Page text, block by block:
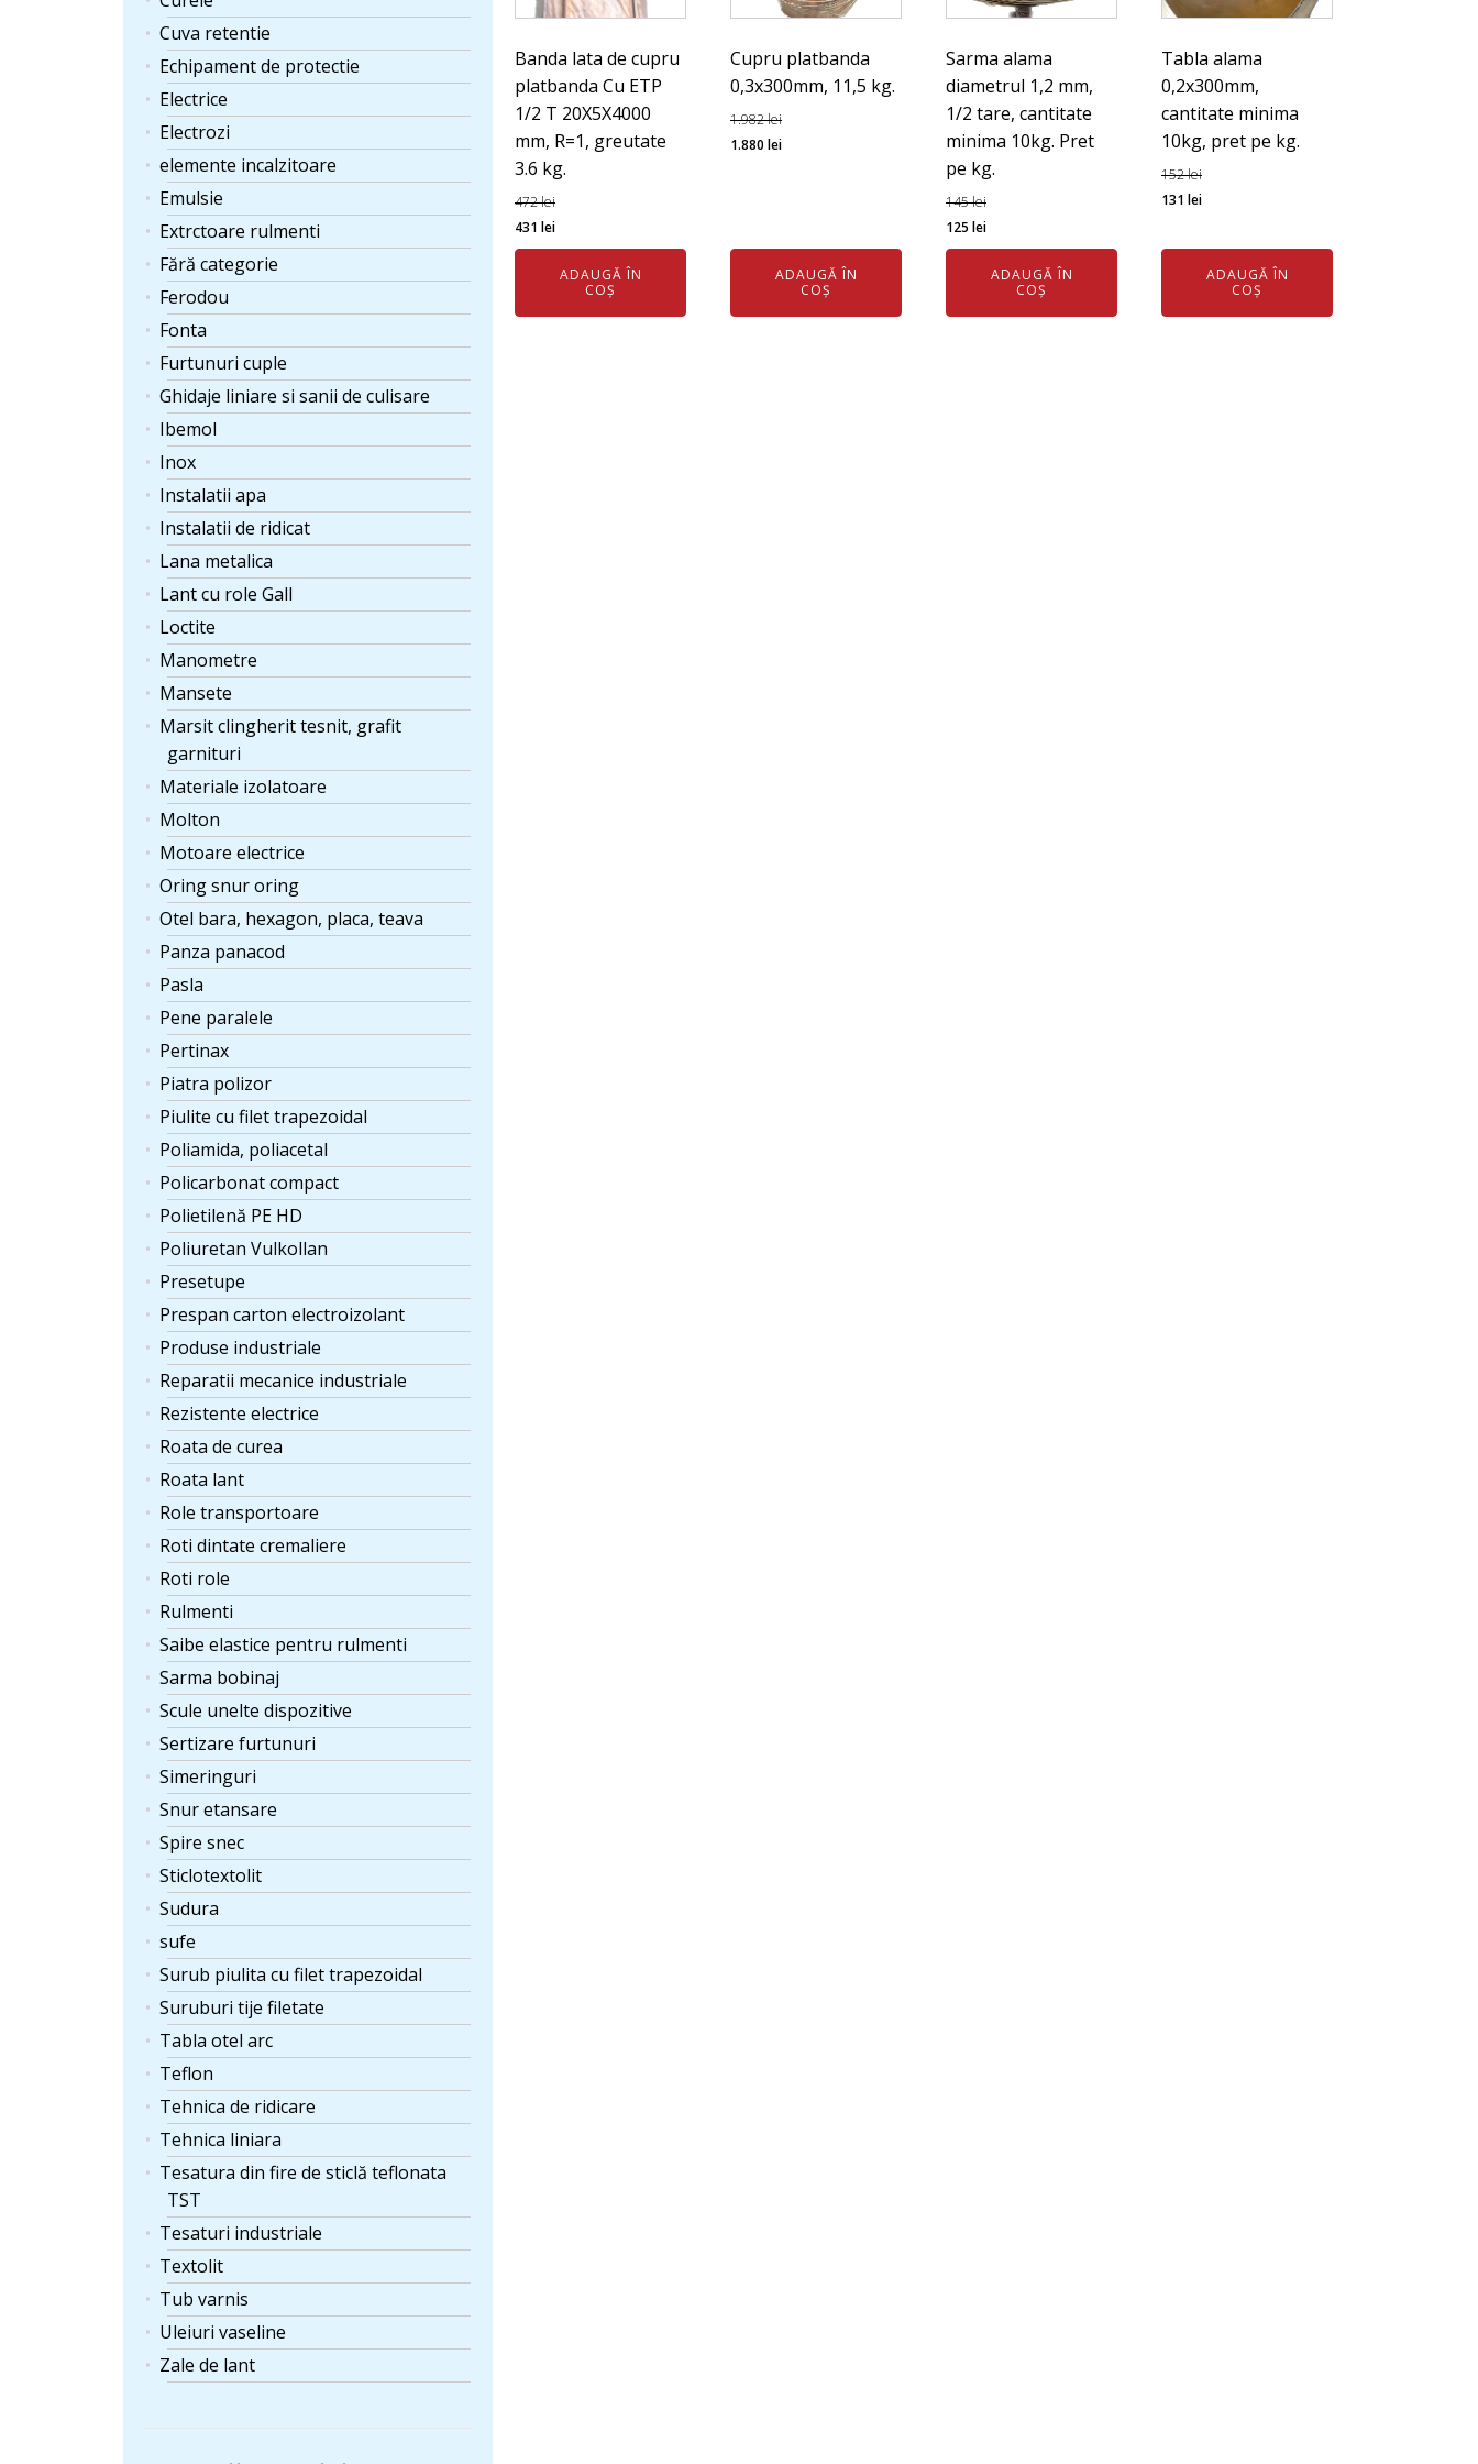
Cuva retentie
Echipament de protectie
Electrice
Electrozi
elemente incalzitoare
Emulsie
Extrctoare rulmenti
Fără categorie
Ferodou
Fonta
Furtunuri cuple
Ghidaje liniare si sanii de culisare
Ibemol
Inox
Instalatii apa
Instalatii de ridicat
Lana metalica
Lant cu role Gall
Loctite
Manometre
Mansete
Marsit clingherit tesnit, grafit
garnituri
Materiale izolatoare
Molton
Motoare electrice
Oring snur oring
Otel bara, hexagon, placa, teava
Panza panacod
Pasla
Pene paralele
Pertinax
Piatra polizor
Piulite cu filet trapezoidal
Poliamida, poliacetal
Policarbonat compact
Polietilenă PE HD
Poliuretan Vulkollan
Presetupe
Prespan carton electroizolant
Produse industriale
Reparatii mecanice industriale
Rezistente electrice
Roata de curea
Roata lant
Role transportoare
Roti dintate cremaliere
Roti role
Rulmenti
Saibe elastice pentru rulmenti
Sarma bobinaj
Scule unelte dispozitive
Sertizare furtunuri
Simeringuri
Snur etansare
Spire snec
Sticlotextolit
Sudura
sufe
Surub piulita cu filet trapezoidal
Suruburi tije filetate
Tabla otel arc
Teflon
Tehnica de ridicare
Tehnica liniara
Tesatura din fire de sticlă teflonata
TST
Tesaturi industriale
Textolit
Tub varnis
Uleiuri vaseline
Zale de lant
Banda lata de cupru
platbanda Cu ETP
1/2 T 20X5X4000
mm, R=1, greutate
3.6 kg.
472lei
Prețul
inițial
431 leiPrețul
curent
este:
ADAUGĂ ÎN
COȘ
Cupru platbanda
0,3x300mm, 11,5 kg.
1.982lei
Prețul
1.982 lei.
1.880 leiPrețul
ADAUGĂ ÎN
COȘ
Sarma alama
diametrul 1,2 mm,
1/2 tare, cantitate
minima 10kg. Pret
pe kg.
145lei
Prețul
inițial
125 leiPrețul
curent
este:
ADAUGĂ ÎN
COȘ
Tabla alama
0,2x300mm,
cantitate minima
10kg, pret pe kg.
152lei
Prețul
a
131 leiPrețul
este:
131 lei.
ADAUGĂ ÎN
COȘ